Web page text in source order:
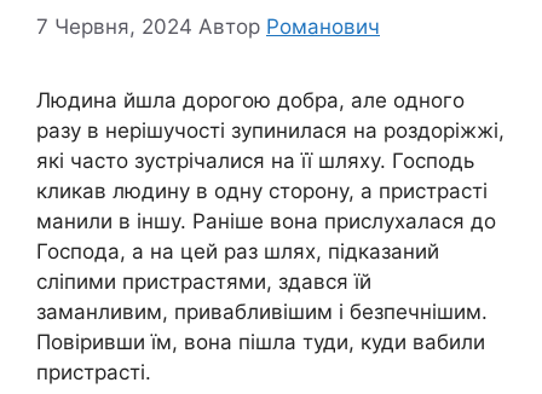
7 Червня, 2024 Автор Романович
Людина йшла дорогою добра, але одного
разу в нерішучості зупинилася на роздоріжжі,
які часто зустрічалися на її шляху. Господь
кликав людину в одну сторону, а пристрасті
манили в іншу. Раніше вона прислухалася до
Господа, а на цей раз шлях, підказаний
сліпими пристрастями, здався їй
заманливим, привабливішим і безпечнішим.
Повіривши їм, вона пішла туди, куди вабили
пристрасті.